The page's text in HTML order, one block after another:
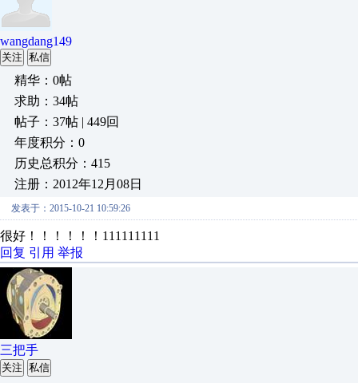
wangdang149
关注 私信
精华：0帖
求助：34帖
帖子：37帖 | 449回
年度积分：0
历史总积分：415
注册：2012年12月08日
发表于：2015-10-21 10:59:26
很好！！！！！！111111111
回复 引用 举报
三把手
关注 私信